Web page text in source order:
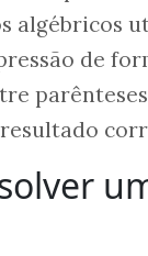
algébricos
de